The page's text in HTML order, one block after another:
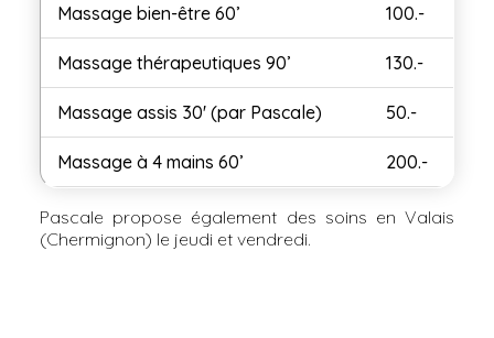
Massage bien-être 60’ 100.-
Massage thérapeutiques 90’ 130.-
Massage assis 30' (par Pascale) 50.-
Massage à 4 mains 60’ 200.-
Pascale propose également des soins en Valais
(Chermignon) le jeudi et vendredi.